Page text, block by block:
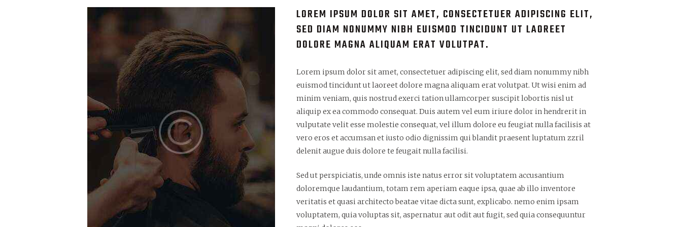
LOREM IPSUM DOLOR SIT AMET, CONSECTETUER ADIPISCING ELIT,
SED DIAM NONUMMY NIBH EUISMOD TINCIDUNT UT LAOREET
DOLORE MAGNA ALIQUAM ERAT VOLUTPAT.
Lorem ipsum dolor sit amet, consectetuer adipiscing elit, sed diam nonummy nibh
euismod tincidunt ut laoreet dolore magna aliquam erat volutpat. Ut wisi enim ad
minim veniam, quis nostrud exerci tation ullamcorper suscipit lobortis nisl ut
aliquip ex ea commodo consequat. Duis autem vel eum iriure dolor in hendrerit in
vulputate velit esse molestie consequat, vel illum dolore eu feugiat nulla facilisis at
vero eros et accumsan et iusto odio dignissim qui blandit praesent luptatum zzril
delenit augue duis dolore te feugait nulla facilisi.
Sed ut perspiciatis, unde omnis iste natus error sit voluptatem accusantium
doloremque laudantium, totam rem aperiam eaque ipsa, quae ab illo inventore
veritatis et quasi architecto beatae vitae dicta sunt, explicabo. nemo enim ipsam
voluptatem, quia voluptas sit, aspernatur aut odit aut fugit, sed quia consequuntur